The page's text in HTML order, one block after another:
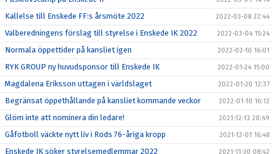
Kallelse till Enskede FF:s årsmöte 2022 2022-03-08 22:44
Valberedningens förslag till styrelse i Enskede IK 2022 2022-03-04 15:24
Normala öppettider på kansliet igen 2022-02-10 16:01
RYK GROUP ny huvudsponsor till Enskede IK 2022-01-24 15:00
Magdalena Eriksson uttagen i världslaget 2022-01-20 12:37
Begränsat öppethållande på kansliet kommande veckor 2022-01-10 16:12
Glöm inte att nominera din ledare! 2021-12-13 20:49
Gåfotboll väckte nytt liv i Rods 76-åriga kropp 2021-12-01 16:48
Enskede IK söker styrelsemedlemmar 2022 2021-11-30 08:42